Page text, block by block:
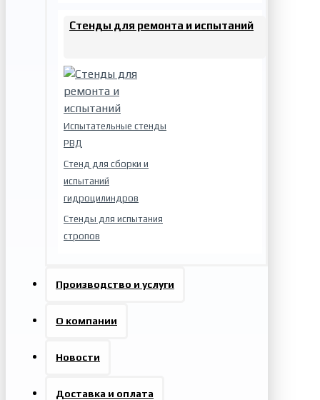
Стенды для ремонта и испытаний
Испытательные стенды
РВД
Стенд для сборки и
испытаний
гидроцилиндров
Стенды для испытания
стропов
Производство и услуги
О компании
Новости
Доставка и оплата